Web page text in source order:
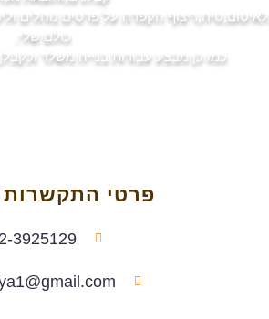
הקפדה על פרטים נוהלים
כולם שלי.
כמו כן מבצע עבודות בנייה משלד
פרטי התקשרות
3925129